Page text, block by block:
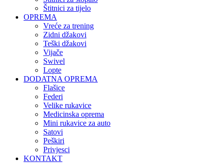
Štitnici za tijelo
OPREMA
Vreće za trening
Zidni džakovi
Teški džakovi
Vijače
Swivel
Lopte
DODATNA OPREMA
Flašice
Federi
Velike rukavice
Medicinska oprema
Mini rukavice za auto
Satovi
Peškiri
Privjesci
KONTAKT